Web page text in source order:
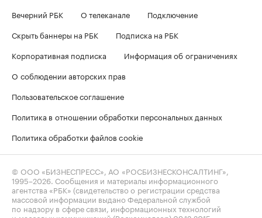
Вечерний РБК
О телеканале
Подключение
Скрыть баннеры на РБК
Подписка на РБК
Корпоративная подписка
Информация об ограничениях
О соблюдении авторских прав
Пользовательское соглашение
Политика в отношении обработки персональных данных
Политика обработки файлов cookie
© ООО «БИЗНЕСПРЕСС», АО «РОСБИЗНЕСКОНСАЛТИНГ»,
1995–2026. Сообщения и материалы информационного
агентства «РБК» (свидетельство о регистрации средства
массовой информации выдано Федеральной службой
по надзору в сфере связи, информационных технологий